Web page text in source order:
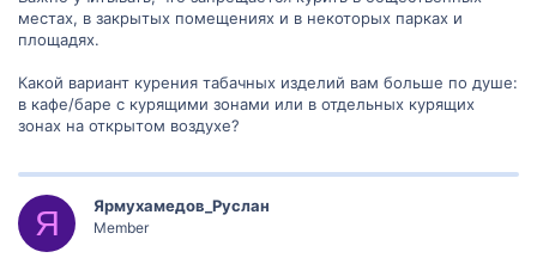
местах, в закрытых помещениях и в некоторых парках и
площадях.
Какой вариант курения табачных изделий вам больше по душе:
в кафе/баре с курящими зонами или в отдельных курящих
зонах на открытом воздухе?
Я Ярмухамедов_Руслан
Member